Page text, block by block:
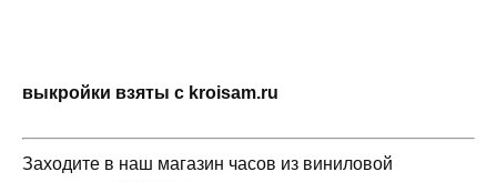
выкройки взяты с kroisam.ru
Заходите в наш магазин часов из виниловой